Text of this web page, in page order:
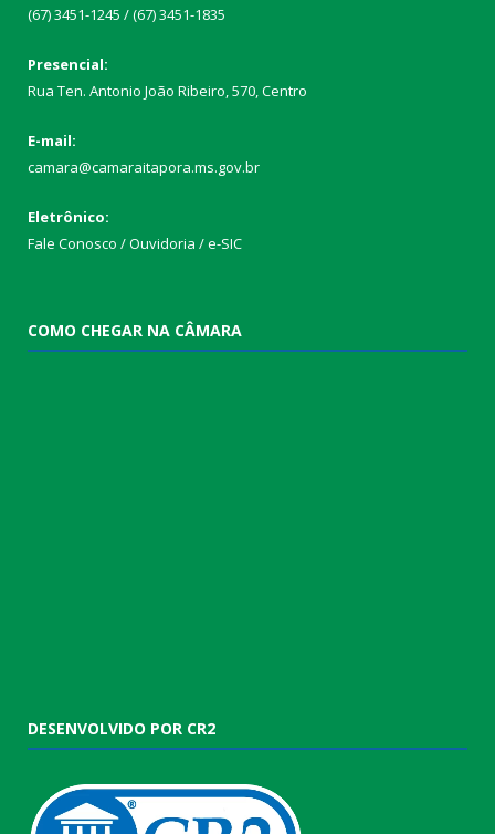
(67) 3451-1245 / (67) 3451-1835
Presencial:
Rua Ten. Antonio João Ribeiro, 570, Centro
E-mail:
camara@camaraitapora.ms.gov.br
Eletrônico:
Fale Conosco / Ouvidoria / e-SIC
COMO CHEGAR NA CÂMARA
DESENVOLVIDO POR CR2